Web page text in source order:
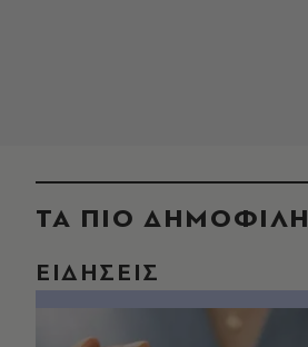
ΤΑ ΠΙΟ ΔΗΜΟΦΙΛΗ
ΕΙΔΗΣΕΙΣ